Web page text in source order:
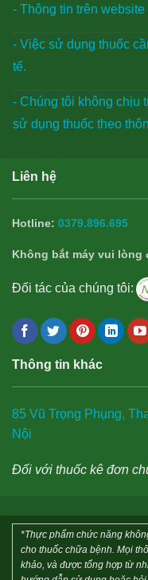
- Thông tin trên
- Việc sử dụng thuốc
tế.
- Chúng tôi không chịu
sử dụng thuốc theo
Liên hệ
Hotline: 0379.896.695
Không bắt máy vui lòng
Đối tác của chúng tôi:
Thông tin khác
85 Vũ Trọng Phụng,
Nội
Đối với thuốc kê đơn
*Thực phẩm chức năng
cho thuốc chữa bệnh. Mọi
khảo, và được tổng hợp từ